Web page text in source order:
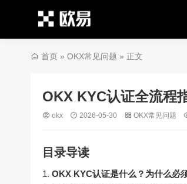
首页 » OKX常见问题 » 正文
OKX KYC认证全流程
okx 2026-05-30 OKX常见问题
目录导读
OKX KYC认证是什么？为什么必